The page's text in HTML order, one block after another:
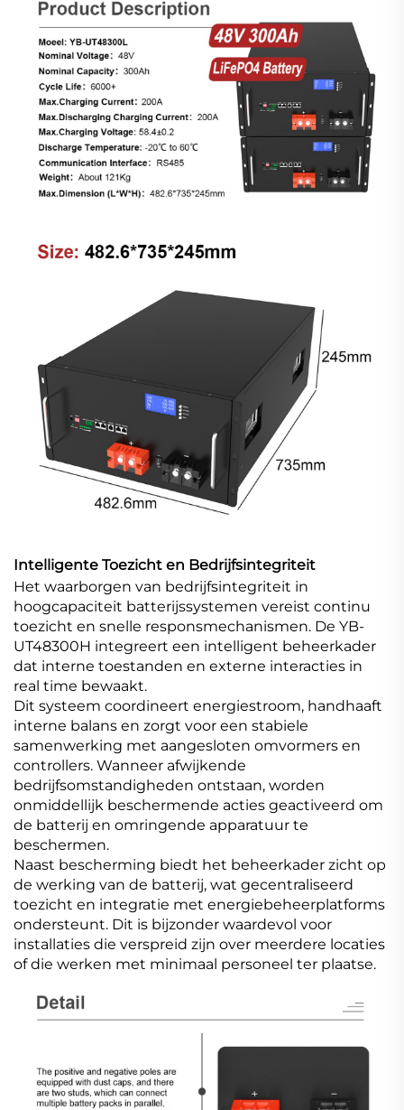
Intelligente Toezicht en Bedrijfsintegriteit
Het waarborgen van bedrijfsintegriteit in
hoogcapaciteit batterijssystemen vereist continu
toezicht en snelle responsmechanismen. De YB-
UT48300H integreert een intelligent beheerkader
dat interne toestanden en externe interacties in
real time bewaakt.
Dit systeem coordineert energiestroom, handhaaft
interne balans en zorgt voor een stabiele
samenwerking met aangesloten omvormers en
controllers. Wanneer afwijkende
bedrijfsomstandigheden ontstaan, worden
onmiddellijk beschermende acties geactiveerd om
de batterij en omringende apparatuur te
beschermen.
Naast bescherming biedt het beheerkader zicht op
de werking van de batterij, wat gecentraliseerd
toezicht en integratie met energiebeheerplatforms
ondersteunt. Dit is bijzonder waardevol voor
installaties die verspreid zijn over meerdere locaties
of die werken met minimaal personeel ter plaatse.